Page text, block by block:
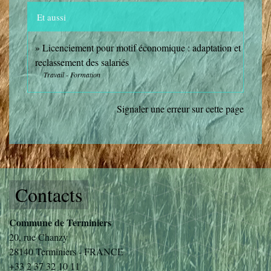
Et aussi
Licenciement pour motif économique : adaptation et
reclassement des salariés
Travail - Formation
Signaler une erreur sur cette page
Contacts
Commune de Terminiers
20, rue Chanzy
28140 Terminiers - FRANCE
+33 2 37 32 10 11